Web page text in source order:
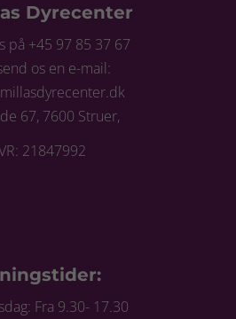
Dyrecenter
på +45 97 85 37 67
os en e-mail:
67, 7600 Struer,
21847992
Fra 9.30- 17.30